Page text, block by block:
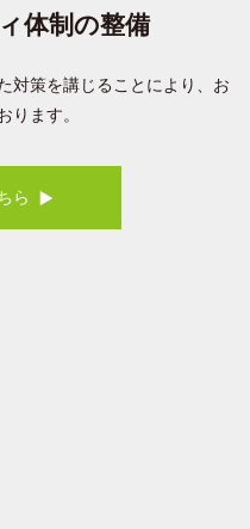
体制の整備
対策を講じることにより、お
ります。
ら